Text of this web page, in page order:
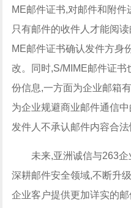
ME邮件证书,对邮件和附
只有邮件的收件人才能阅
ME邮件证书确认发件方身
改。同时,S/MIME邮件证
份信息,一方面为企业邮箱
为企业规避商业邮件通信
发件人不承认邮件内容合法
未来,亚洲诚信与263企
深耕邮件安全领域,不断升
企业客户提供更加详实的